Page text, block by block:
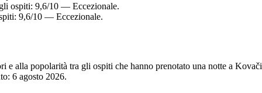
ospiti: 9,6/10 — Eccezionale.
9,6/10 — Eccezionale.
e alla popolarità tra gli ospiti che hanno prenotato una notte a
6 agosto 2026.